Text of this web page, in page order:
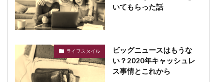
いてもらった話
ライフスタイル
ビッグニュースはもうな
い？2020年キャッシュレ
ス事情とこれから